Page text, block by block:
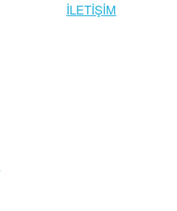
İLETİŞİM